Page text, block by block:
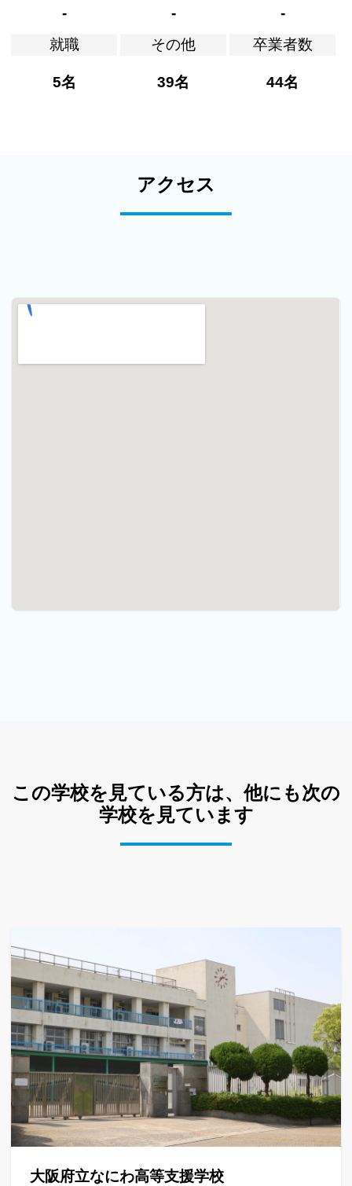
- -
-
就職
5名
その他
39名
卒業者数
44名
アクセス
この学校を見ている方は、他にも次の
学校を見ています
大阪府立なにわ高等支援学校